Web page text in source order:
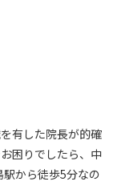
有した院長が的確
困りでしたら、中
から徒歩5分なの